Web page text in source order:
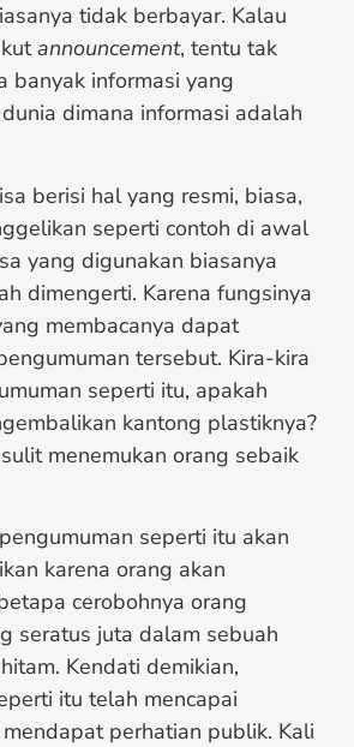
tidak berbayar. Kalau
announcement, tentu tak
banyak informasi yang
dimana informasi adalah
berisi hal yang resmi, biasa,
seperti contoh di awal
yang digunakan biasanya
dimengerti. Karena fungsinya
membacanya dapat
tersebut. Kira-kira
seperti itu, apakah
kantong plastiknya?
menemukan orang sebaik
seperti itu akan
karena orang akan
cerobohnya orang
seratus juta dalam sebuah
Kendati demikian,
itu telah mencapai
perhatian publik. Kali